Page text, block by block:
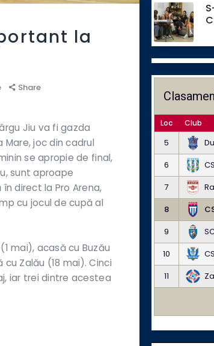
la
Share
Jiu va fi gazda
Mare, joc din cadrul
se apropie de final,
sunt aproape
direct la Pro Arena,
cu jocul de cupă al
mai), acasă cu Buzău
Zalău (18 mai). Cinci
iar trei dintre acestea
Loc Club
5
6
7
8
9
10
11